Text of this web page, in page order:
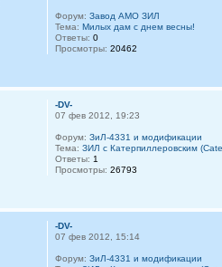
Форум: Завод АМО ЗИЛ
Тема: Милых дам с днем весны!
Ответы: 0
Просмотры: 20462
-DV-
07 фев 2012, 19:23
Форум: ЗиЛ-4331 и модификации
Тема: ЗИЛ с Катерпиллеровским
Ответы: 1
Просмотры: 26793
-DV-
07 фев 2012, 15:14
Форум: ЗиЛ-4331 и модификации